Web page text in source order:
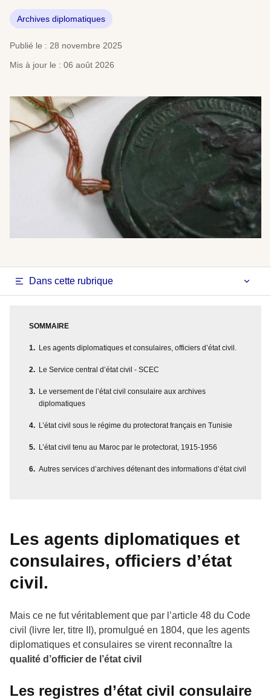
Archives diplomatiques
Publié le : 28 novembre 2025
Mis à jour le : 06 août 2026
Dans cette rubrique
SOMMAIRE
Les agents diplomatiques et consulaires, officiers d’état civil.
Le Service central d’état civil - SCEC
Le versement de l’état civil consulaire aux archives
diplomatiques
L’état civil sous le régime du protectorat français en Tunisie
L’état civil tenu au Maroc par le protectorat, 1915-1956
Autres services d’archives détenant des informations d’état civil
Les agents diplomatiques et
consulaires, officiers d’état
civil.
Mais ce ne fut véritablement que par l’article 48 du Code
civil (livre Ier, titre II), promulgué en 1804, que les agents
diplomatiques et consulaires se virent reconnaître la
qualité d’officier de l’état civil
Les registres d’état civil consulaire